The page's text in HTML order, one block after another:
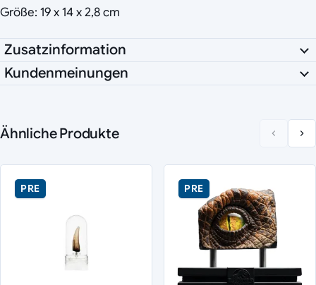
Größe: 19 x 14 x 2,8 cm
Zusatzinformation
Kundenmeinungen
Ähnliche Produkte
PRE PRE